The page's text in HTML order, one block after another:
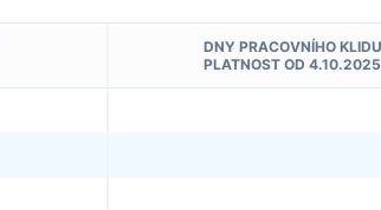
DNY PRACOVNÍHO KLIDU
PLATNOST OD 4.10.2025